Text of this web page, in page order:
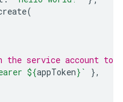
(
service account
${appToken} `
},